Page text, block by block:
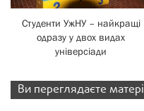
Студенти УжНУ – найкращі
одразу у двох видах
універсіади
Ви переглядаєте